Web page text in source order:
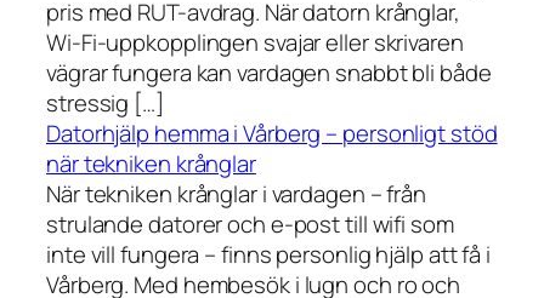
pris med RUT-avdrag. När datorn krånglar,
Wi-Fi-uppkopplingen svajar eller skrivaren
vägrar fungera kan vardagen snabbt bli både
stressig […]
Datorhjälp hemma i Vårberg – personligt stöd
när tekniken krånglar
När tekniken krånglar i vardagen – från
strulande datorer och e-post till wifi som
inte vill fungera – finns personlig hjälp att få i
Vårberg. Med hembesök i lugn och ro och